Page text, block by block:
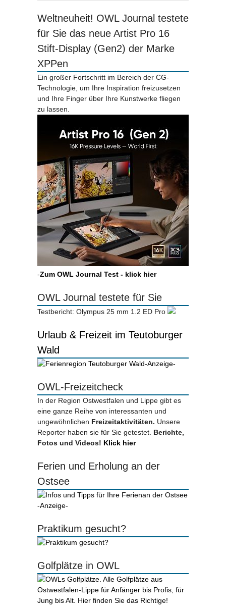
Weltneuheit! OWL Journal testete
für Sie das neue Artist Pro 16
Stift-Display (Gen2) der Marke
XPPen
Ein großer Fortschritt im Bereich der CG-
Technologie, um Ihre Inspiration freizusetzen
und Ihre Finger über Ihre Kunstwerke fliegen
zu lassen.
-Zum OWL Journal Test - klick hier
OWL Journal testete für Sie
Testbericht: Olympus 25 mm 1.2 ED Pro
Urlaub & Freizeit im Teutoburger
Wald
-Anzeige-
OWL-Freizeitcheck
In der Region Ostwestfalen und Lippe gibt es
eine ganze Reihe von interessanten und
ungewöhnlichen Freizeitaktivitäten. Unsere
Reporter haben sie für Sie getestet. Berichte,
Fotos und Videos! Klick hier
Ferien und Erholung an der
Ostsee
-Anzeige-
Praktikum gesucht?
Golfplätze in OWL